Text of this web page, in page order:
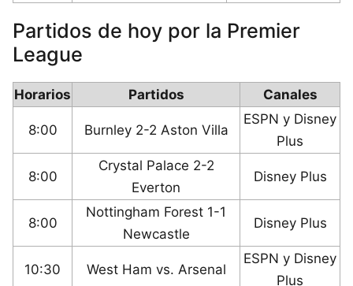
Partidos de hoy por la Premier
League
Horarios Partidos Canales
8:00 Burnley 2-2 Aston Villa
ESPN y Disney
Plus
8:00
Crystal Palace 2-2
Everton
Disney Plus
8:00
Nottingham Forest 1-1
Newcastle
Disney Plus
10:30 West Ham vs. Arsenal
ESPN y Disney
Plus